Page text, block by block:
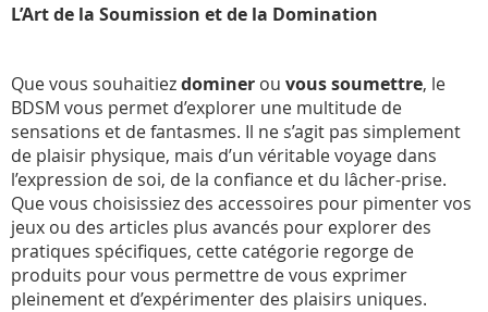
L’Art de la Soumission et de la Domination
Que vous souhaitiezdominer ou vous soumettre, le
BDSM vous permet d’explorer une multitude de
sensations et de fantasmes. Il ne s’agit pas simplement
de plaisir physique, mais d’un véritable voyage dans
l’expression de soi, de la confiance et du lâcher-prise.
Que vous choisissiez des accessoires pour pimenter vos
jeux ou des articles plus avancés pour explorer des
pratiques spécifiques, cette catégorie regorge de
produits pour vous permettre de vous exprimer
pleinement et d’expérimenter des plaisirs uniques.